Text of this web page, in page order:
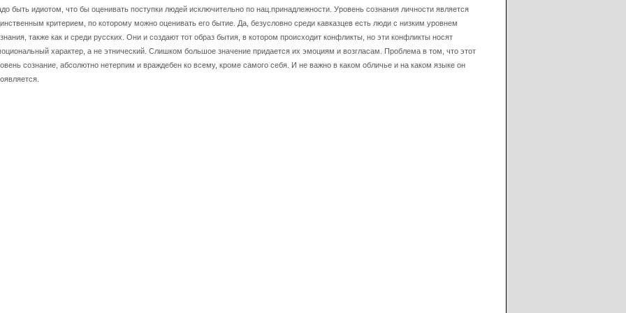
быть идиотом, что бы оценивать поступки людей исключительно по нац.принадлежности. Уровень сознания личности является
критерием, по которому можно оценивать его бытие. Да, безусловно среди кавказцев есть люди с низким уровнем
также как и среди русских. Они и создают тот образ бытия, в котором происходит конфликты, но эти конфликты носят
характер, а не этнический. Слишком большое значение придается их эмоциям и возгласам. Проблема в том, что этот
сознание, абсолютно нетерпим и враждебен ко всему, кроме самого себя. И не важно в каком обличье и на каком языке он